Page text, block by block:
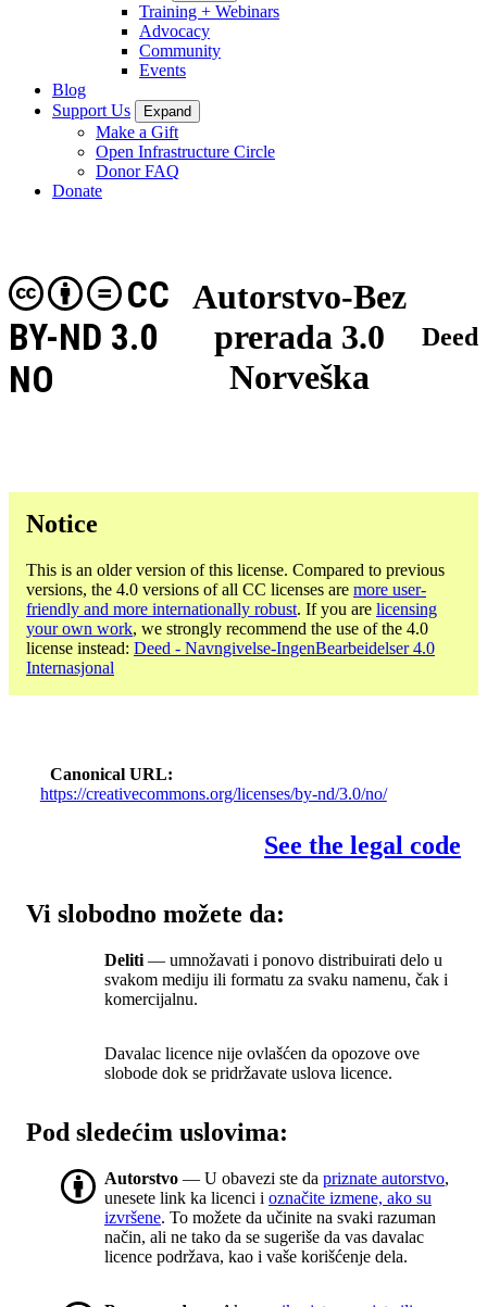
Training + Webinars
Advocacy
Community
Events
Blog
Support Us
Expand
Make a Gift
Open Infrastructure Circle
Donor FAQ
Donate
Autorstvo-Bez
prerada 3.0
Norveška
CC
BY-ND 3.0
NO
Deed
Notice
This is an older version of this license. Compared to previous
versions, the 4.0 versions of all CC licenses are more user-
friendly and more internationally robust. If you are licensing
your own work, we strongly recommend the use of the 4.0
license instead: Deed - Navngivelse-IngenBearbeidelser 4.0
Internasjonal
Canonical URL
https://creativecommons.org/licenses/by-nd/3.0/no/
See the legal code
Vi slobodno možete da:
Deliti — umnožavati i ponovo distribuirati delo u
svakom mediju ili formatu za svaku namenu, čak i
komercijalnu.
Davalac licence nije ovlašćen da opozove ove
slobode dok se pridržavate uslova licence.
Pod sledećim uslovima:
Autorstvo — U obavezi ste da priznate autorstvo,
unesete link ka licenci i označite izmene, ako su
izvršene. To možete da učinite na svaki razuman
način, ali ne tako da se sugeriše da vas davalac
licence podržava, kao i vaše korišćenje dela.